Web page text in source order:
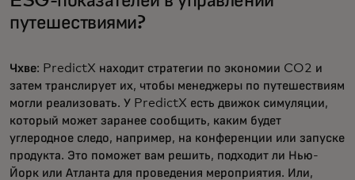
путешествиями?
Чхве: PredictX находит стратегии по экономии CO2 и
затем транслирует их, чтобы менеджеры по путешествиям
могли реализовать. У PredictX есть движок симуляции,
который может заранее сообщить, каким будет
углеродное следо, например, на конференции или запуске
продукта. Это поможет вам решить, подходит ли Нью-
Йорк или Атланта для проведения мероприятия. Или,